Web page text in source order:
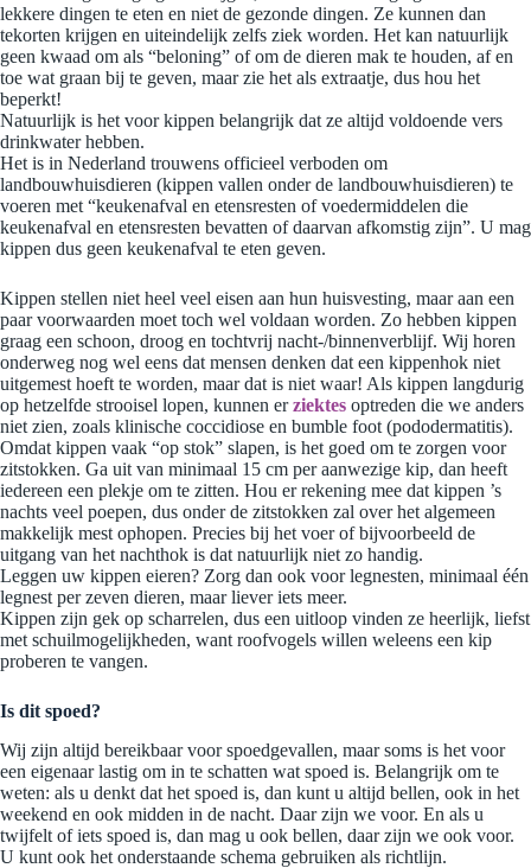
lekkere dingen te eten en niet de gezonde dingen. Ze kunnen dan
tekorten krijgen en uiteindelijk zelfs ziek worden. Het kan natuurlijk
geen kwaad om als “beloning” of om de dieren mak te houden, af en
toe wat graan bij te geven, maar zie het als extraatje, dus hou het
beperkt!
Natuurlijk is het voor kippen belangrijk dat ze altijd voldoende vers
drinkwater hebben.
Het is in Nederland trouwens officieel verboden om
landbouwhuisdieren (kippen vallen onder de landbouwhuisdieren) te
voeren met “keukenafval en etensresten of voedermiddelen die
keukenafval en etensresten bevatten of daarvan afkomstig zijn”. U mag
kippen dus geen keukenafval te eten geven.
Kippen stellen niet heel veel eisen aan hun huisvesting, maar aan een
paar voorwaarden moet toch wel voldaan worden. Zo hebben kippen
graag een schoon, droog en tochtvrij nacht-/binnenverblijf. Wij horen
onderweg nog wel eens dat mensen denken dat een kippenhok niet
uitgemest hoeft te worden, maar dat is niet waar! Als kippen langdurig
op hetzelfde strooisel lopen, kunnen erziektes optreden die we anders
niet zien, zoals klinische coccidiose en bumble foot (pododermatitis).
Omdat kippen vaak “op stok” slapen, is het goed om te zorgen voor
zitstokken. Ga uit van minimaal 15 cm per aanwezige kip, dan heeft
iedereen een plekje om te zitten. Hou er rekening mee dat kippen ’s
nachts veel poepen, dus onder de zitstokken zal over het algemeen
makkelijk mest ophopen. Precies bij het voer of bijvoorbeeld de
uitgang van het nachthok is dat natuurlijk niet zo handig.
Leggen uw kippen eieren? Zorg dan ook voor legnesten, minimaal één
legnest per zeven dieren, maar liever iets meer.
Kippen zijn gek op scharrelen, dus een uitloop vinden ze heerlijk, liefst
met schuilmogelijkheden, want roofvogels willen weleens een kip
proberen te vangen.
Is dit spoed?
Wij zijn altijd bereikbaar voor spoedgevallen, maar soms is het voor
een eigenaar lastig om in te schatten wat spoed is. Belangrijk om te
weten: als u denkt dat het spoed is, dan kunt u altijd bellen, ook in het
weekend en ook midden in de nacht. Daar zijn we voor. En als u
twijfelt of iets spoed is, dan mag u ook bellen, daar zijn we ook voor.
U kunt ook het onderstaande schema gebruiken als richtlijn.